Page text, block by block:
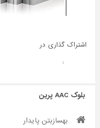
اشتراک گذاری در
:
بلوک AAC پرین
بهسازبتن پایدار